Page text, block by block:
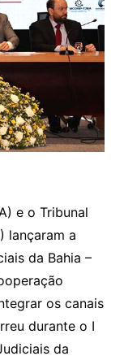
e o Tribunal
lançaram a
da Bahia –
os canais
durante o I
da